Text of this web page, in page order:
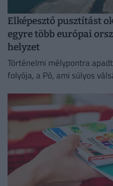
Elképesztő pusztítást
egyre több európai
helyzet
Történelmi mélypontra
folyója, a Pó, ami súlyos